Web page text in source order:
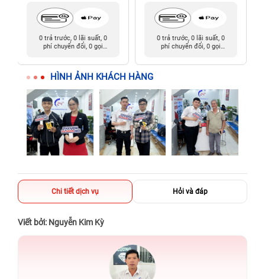
0 trả trước, 0 lãi suất, 0
phí chuyển đổi, 0 gọi
0 trả trước, 0 lãi suất, 0
phí chuyển đổi, 0 gọi
HÌNH ẢNH KHÁCH HÀNG
Chi tiết dịch vụ Hỏi và đáp
Viết bởi: Nguyễn Kim Kỳ